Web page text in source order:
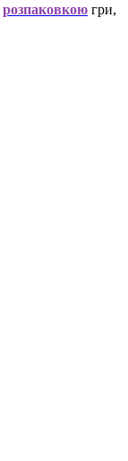
розпаковкою гри,